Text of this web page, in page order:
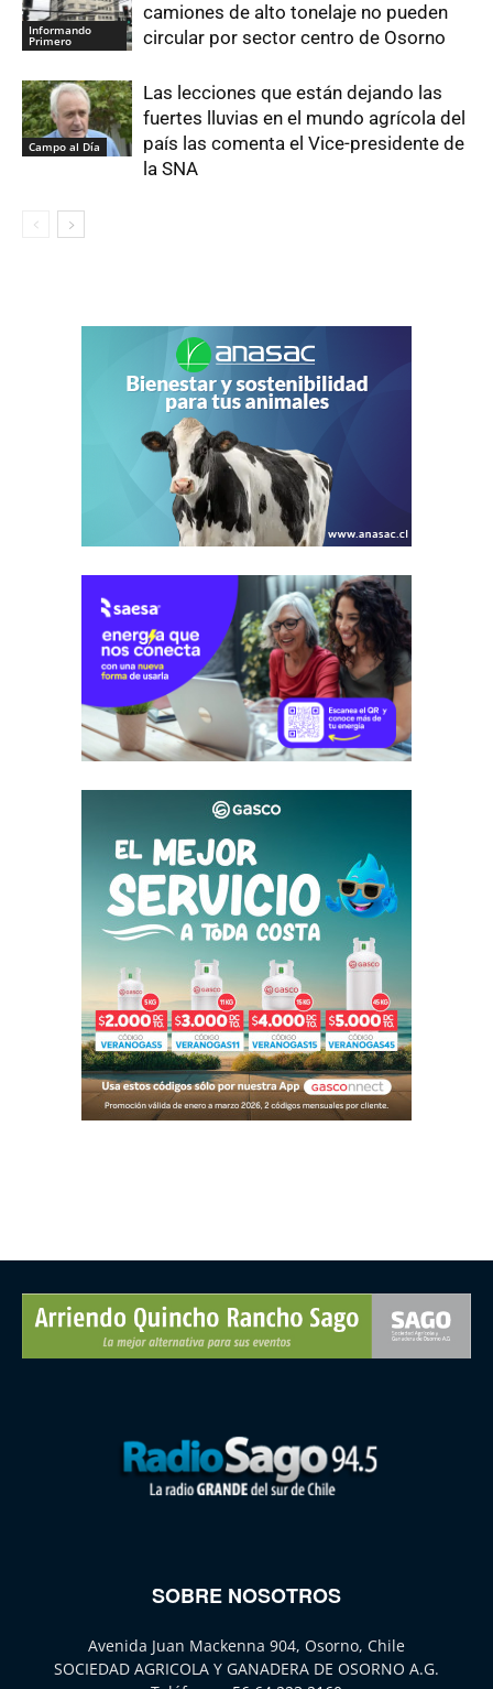
Informando
Primero
camiones de alto tonelaje no pueden
circular por sector centro de Osorno
Campo al Día
Las lecciones que están dejando las
fuertes lluvias en el mundo agrícola del
país las comenta el Vice-presidente de
la SNA
SOBRE NOSOTROS
Avenida Juan Mackenna 904, Osorno, Chile
SOCIEDAD AGRICOLA Y GANADERA DE OSORNO A.G.